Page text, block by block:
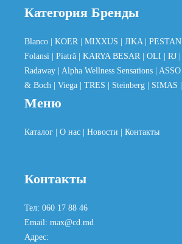
Категория Бренды
Blanco | KOER | MIXXUS | JIKA | PESTAN
Folansi
| Piatră | KARYA BESAR | OLI | RJ
Radaway
| Alpha Wellness Sensations | ASSO
& Boch
| Viega | TRES | Steinberg | SIMAS
Меню
Каталог | О нас | Новости | Контакты
Контакты
Тел: 060 17 88 46
Email: max@cd.md
Адрес: